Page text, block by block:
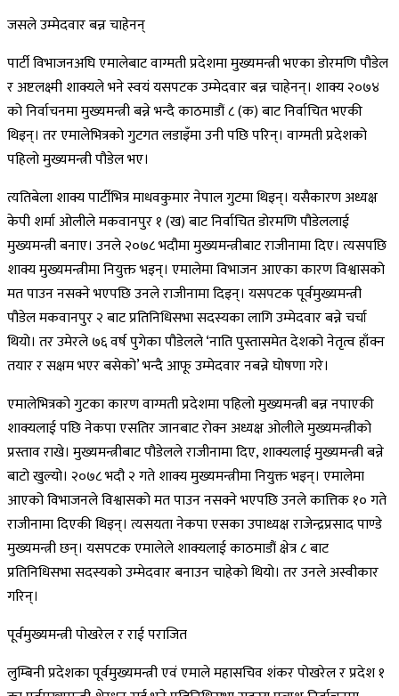
जसले उम्मेदवार बन्न चाहेनन्
पार्टी विभाजनअघि एमालेबाट वाग्मती प्रदेशमा मुख्यमन्त्री भएका डोरमणि पौडेल
र अष्टलक्ष्मी शाक्यले भने स्वयं यसपटक उम्मेदवार बन्न चाहेनन्। शाक्य २०७४
को निर्वाचनमा मुख्यमन्त्री बन्ने भन्दै काठमाडौं ८ (क) बाट निर्वाचित भएकी
थिइन्। तर एमालेभित्रको गुटगत लडाइँमा उनी पछि परिन्। वाग्मती प्रदेशको
पहिलो मुख्यमन्त्री पौडेल भए।
त्यतिबेला शाक्य पार्टीभित्र माधवकुमार नेपाल गुटमा थिइन्। यसैकारण अध्यक्ष
केपी शर्मा ओलीले मकवानपुर १ (ख) बाट निर्वाचित डोरमणि पौडेललाई
मुख्यमन्त्री बनाए। उनले २०७८ भदौमा मुख्यमन्त्रीबाट राजीनामा दिए। त्यसपछि
शाक्य मुख्यमन्त्रीमा नियुक्त भइन्। एमालेमा विभाजन आएका कारण विश्वासको
मत पाउन नसक्ने भएपछि उनले राजीनामा दिइन्। यसपटक पूर्वमुख्यमन्त्री
पौडेल मकवानपुर २ बाट प्रतिनिधिसभा सदस्यका लागि उम्मेदवार बन्ने चर्चा
थियो। तर उमेरले ७६ वर्ष पुगेका पौडेलले ‘नाति पुस्तासमेत देशको नेतृत्व हाँक्न
तयार र सक्षम भएर बसेको’ भन्दै आफू उम्मेदवार नबन्ने घोषणा गरे।
एमालेभित्रको गुटका कारण वाग्मती प्रदेशमा पहिलो मुख्यमन्त्री बन्न नपाएकी
शाक्यलाई पछि नेकपा एसतिर जानबाट रोक्न अध्यक्ष ओलीले मुख्यमन्त्रीको
प्रस्ताव राखे। मुख्यमन्त्रीबाट पौडेलले राजीनामा दिए, शाक्यलाई मुख्यमन्त्री बन्ने
बाटो खुल्यो। २०७८ भदौ २ गते शाक्य मुख्यमन्त्रीमा नियुक्त भइन्। एमालेमा
आएको विभाजनले विश्वासको मत पाउन नसक्ने भएपछि उनले कात्तिक १० गते
राजीनामा दिएकी थिइन्। त्यसयता नेकपा एसका उपाध्यक्ष राजेन्द्रप्रसाद पाण्डे
मुख्यमन्त्री छन्। यसपटक एमालेले शाक्यलाई काठमाडौं क्षेत्र ८ बाट
प्रतिनिधिसभा सदस्यको उम्मेदवार बनाउन चाहेको थियो। तर उनले अस्वीकार
गरिन्।
पूर्वमुख्यमन्त्री पोखरेल र राई पराजित
लुम्बिनी प्रदेशका पूर्वमुख्यमन्त्री एवं एमाले महासचिव शंकर पोखरेल र प्रदेश १